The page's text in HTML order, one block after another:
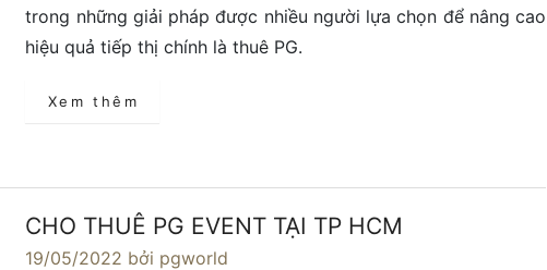
trong những giải pháp được nhiều người lựa chọn để nâng cao
hiệu quả tiếp thị chính là thuê PG.
Xem thêm
CHO THUÊ PG EVENT TẠI TP HCM
19/05/2022 bởi pgworld